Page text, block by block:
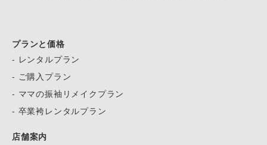
プランと価格
- レンタルプラン
- ご購入プラン
- ママの振袖リメイクプラン
- 卒業袴レンタルプラン
店舗案内